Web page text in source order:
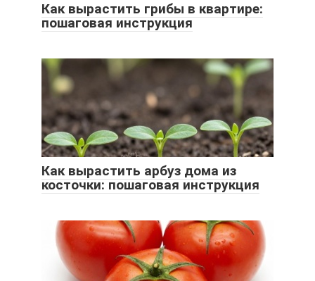
Как вырастить грибы в квартире:
пошаговая инструкция
Как вырастить арбуз дома из
косточки: пошаговая инструкция